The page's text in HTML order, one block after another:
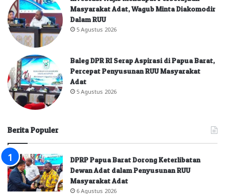
Masyarakat Adat, Wagub Minta Diakomodir
Dalam RUU
5 Agustus 2026
Baleg DPR RI Serap Aspirasi di Papua Barat,
Percepat Penyusunan RUU Masyarakat
Adat
5 Agustus 2026
Berita Populer
DPRP Papua Barat Dorong Keterlibatan
Dewan Adat dalam Penyusunan RUU
Masyarakat Adat
6 Agustus 2026